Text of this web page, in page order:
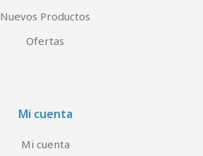
Nuevos Productos
Ofertas
Mi cuenta
Mi cuenta